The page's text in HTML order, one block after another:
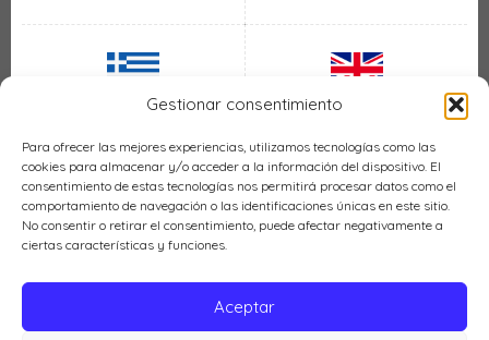
Gestionar consentimiento
Para ofrecer las mejores experiencias, utilizamos tecnologías como las
cookies para almacenar y/o acceder a la información del dispositivo. El
consentimiento de estas tecnologías nos permitirá procesar datos como el
comportamiento de navegación o las identificaciones únicas en este sitio.
No consentir o retirar el consentimiento, puede afectar negativamente a
ciertas características y funciones.
Aceptar
Griega Inglesa
Italiana